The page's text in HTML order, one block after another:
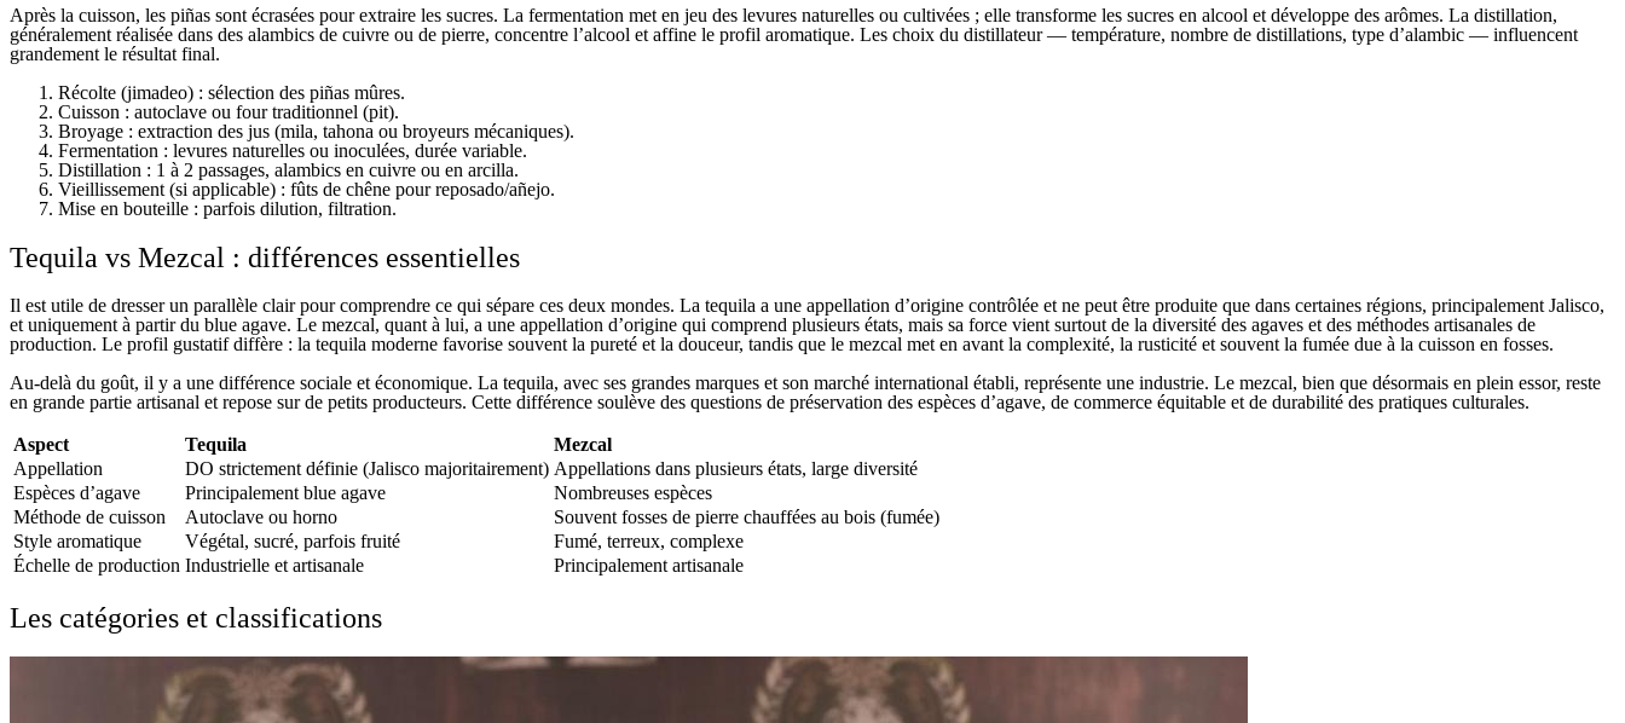
Après la cuisson, les piñas sont écrasées pour extraire les sucres. La fermentation met en jeu des levures naturelles ou cultivées ; elle transforme les sucres en alcool et développe des arômes. La distillation,
généralement réalisée dans des alambics de cuivre ou de pierre, concentre l’alcool et affine le profil aromatique. Les choix du distillateur — température, nombre de distillations, type d’alambic — influencent
grandement le résultat final.
Récolte (jimadeo) : sélection des piñas mûres.
Cuisson : autoclave ou four traditionnel (pit).
Broyage : extraction des jus (mila, tahona ou broyeurs mécaniques).
Fermentation : levures naturelles ou inoculées, durée variable.
Distillation : 1 à 2 passages, alambics en cuivre ou en arcilla.
Vieillissement (si applicable) : fûts de chêne pour reposado/añejo.
Mise en bouteille : parfois dilution, filtration.
Tequila vs Mezcal : différences essentielles
Il est utile de dresser un parallèle clair pour comprendre ce qui sépare ces deux mondes. La tequila a une appellation d’origine contrôlée et ne peut être produite que dans certaines régions, principalement Jalisco,
et uniquement à partir du blue agave. Le mezcal, quant à lui, a une appellation d’origine qui comprend plusieurs états, mais sa force vient surtout de la diversité des agaves et des méthodes artisanales de
production. Le profil gustatif diffère : la tequila moderne favorise souvent la pureté et la douceur, tandis que le mezcal met en avant la complexité, la rusticité et souvent la fumée due à la cuisson en fosses.
Au-delà du goût, il y a une différence sociale et économique. La tequila, avec ses grandes marques et son marché international établi, représente une industrie. Le mezcal, bien que désormais en plein essor, reste
en grande partie artisanal et repose sur de petits producteurs. Cette différence soulève des questions de préservation des espèces d’agave, de commerce équitable et de durabilité des pratiques culturales.
Aspect Tequila
Mezcal
Appellation
DO strictement définie (Jalisco majoritairement) Appellations dans plusieurs états, large diversité
Espèces d’agave
Principalement blue agave
Nombreuses espèces
Méthode de cuisson
Autoclave ou horno
Souvent fosses de pierre chauffées au bois (fumée)
Style aromatique
Végétal, sucré, parfois fruité
Fumé, terreux, complexe
Échelle de production Industrielle et artisanale Principalement artisanale
Les catégories et classifications